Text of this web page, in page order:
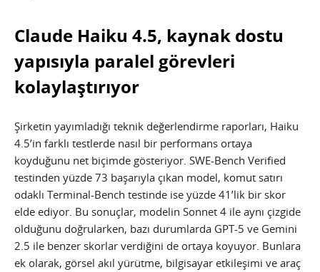
Claude Haiku 4.5, kaynak dostu
yapısıyla paralel görevleri
kolaylaştırıyor
Şirketin yayımladığı teknik değerlendirme raporları, Haiku
4.5’in farklı testlerde nasıl bir performans ortaya
koyduğunu net biçimde gösteriyor. SWE-Bench Verified
testinden yüzde 73 başarıyla çıkan model, komut satırı
odaklı Terminal-Bench testinde ise yüzde 41’lik bir skor
elde ediyor. Bu sonuçlar, modelin Sonnet 4 ile aynı çizgide
olduğunu doğrularken, bazı durumlarda GPT-5 ve Gemini
2.5 ile benzer skorlar verdiğini de ortaya koyuyor. Bunlara
ek olarak, görsel akıl yürütme, bilgisayar etkileşimi ve araç